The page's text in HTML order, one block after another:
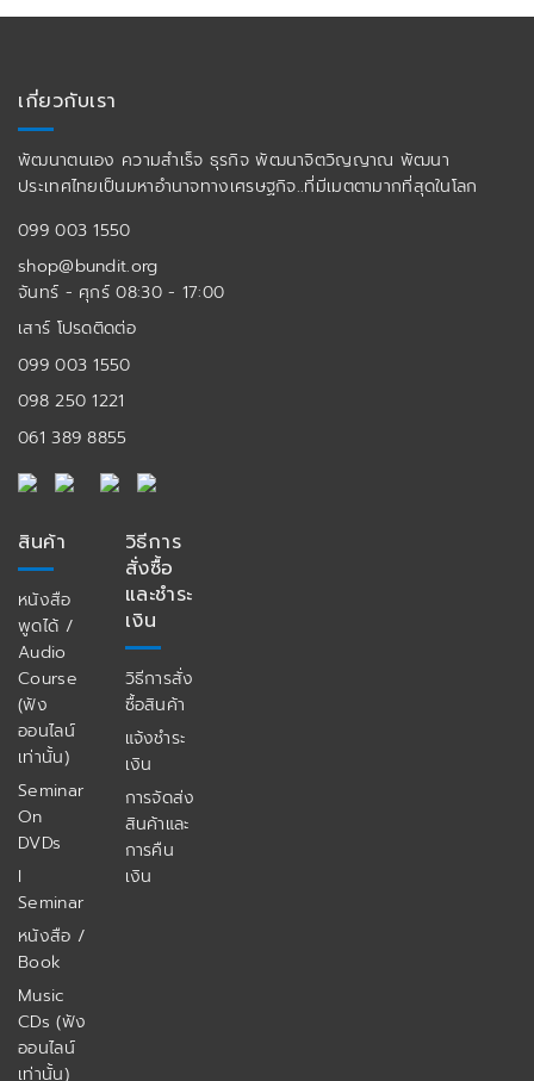
เกี่ยวกับเรา
พัฒนาตนเอง ความสำเร็จ ธุรกิจ พัฒนาจิตวิญญาณ พัฒนา
ประเทศไทยเป็นมหาอำนาจทางเศรษฐกิจ..ที่มีเมตตามากที่สุดในโลก
099 003 1550
shop@bundit.org
จันทร์ - ศุกร์ 08:30 - 17:00
เสาร์ โปรดติดต่อ
099 003 1550
098 250 1221
061 389 8855
สินค้า
หนังสือ
พูดได้ /
Audio
Course
(ฟัง
ออนไลน์
เท่านั้น)
Seminar
On
DVDs
I
Seminar
หนังสือ /
Book
Music
CDs (ฟัง
ออนไลน์
เท่านั้น)
วิธีการ
สั่งซื้อ
และชำระ
เงิน
วิธีการสั่ง
ซื้อสินค้า
แจ้งชำระ
เงิน
การจัดส่ง
สินค้าและ
การคืน
เงิน